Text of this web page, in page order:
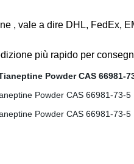
, vale a dire DHL, FedEx,
più rapido per